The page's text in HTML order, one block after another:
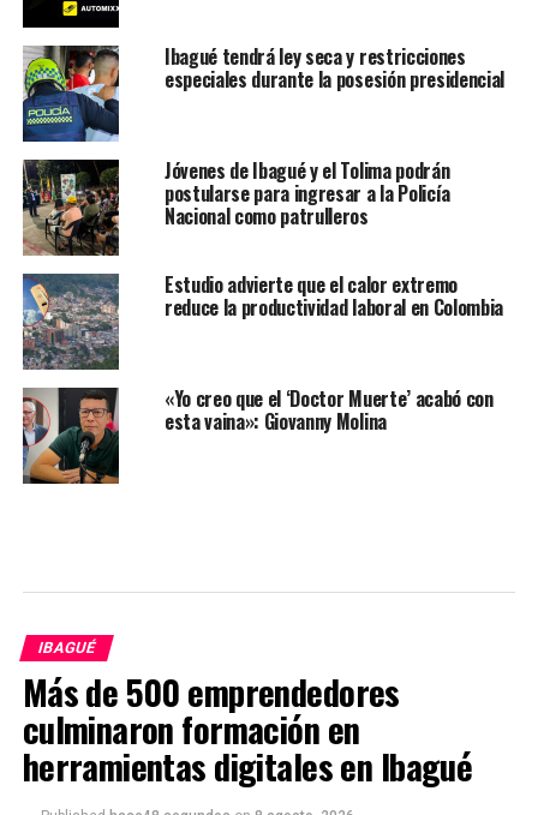
Ibagué tendrá ley seca y restricciones
especiales durante la posesión presidencial
Jóvenes de Ibagué y el Tolima podrán
postularse para ingresar a la Policía
Nacional como patrulleros
Estudio advierte que el calor extremo
reduce la productividad laboral en Colombia
«Yo creo que el ‘Doctor Muerte’ acabó con
esta vaina»: Giovanny Molina
IBAGUÉ
Más de 500 emprendedores
culminaron formación en
herramientas digitales en Ibagué